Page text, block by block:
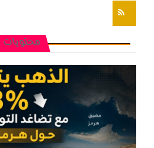
محتويات